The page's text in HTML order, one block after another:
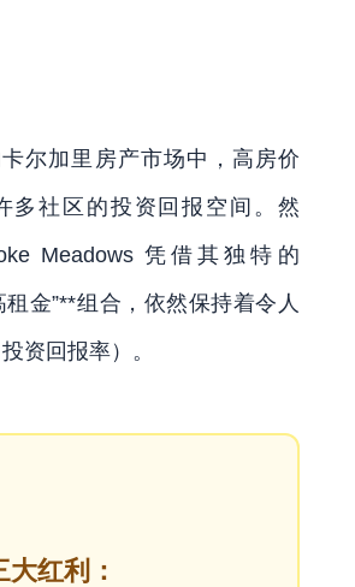
尔加里房产市场中，高房价
多社区的投资回报空间。然
Meadows 凭借其独特的
租金”**组合，依然保持着令人
资回报率）。
大红利：